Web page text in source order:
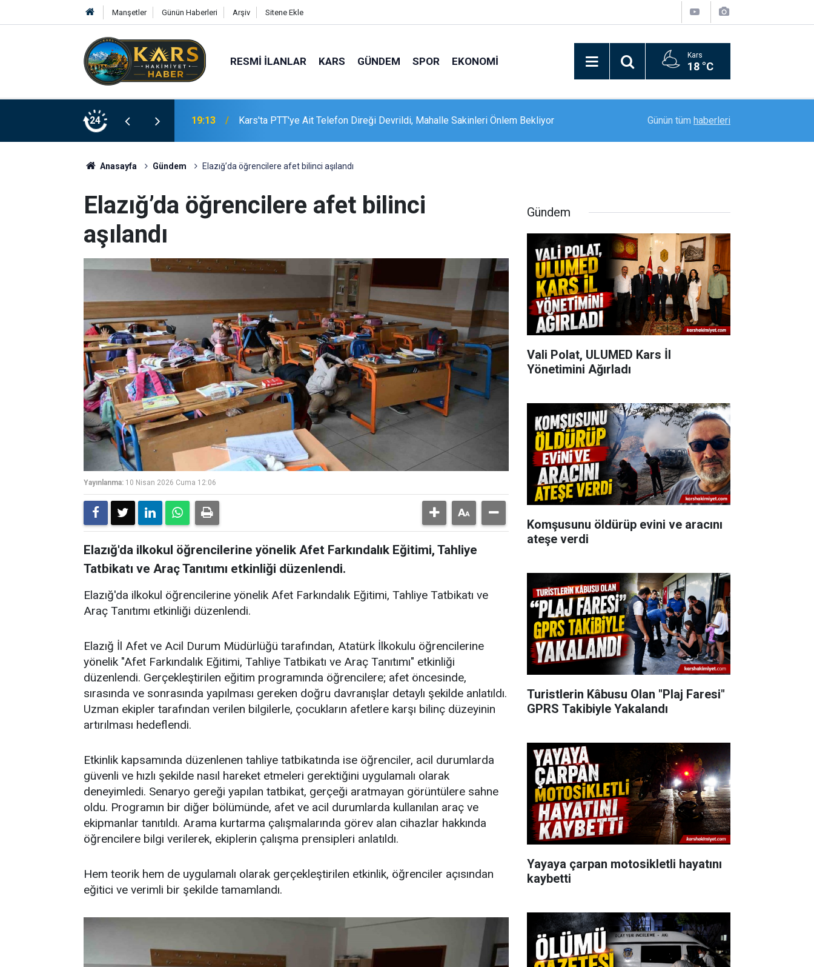
Manşetler Günün Haberleri Arşiv Sitene Ekle
RESMI İLANLAR KARS GÜNDEM SPOR EKONOMI Kars
18 °C
24
Mahalle Sakinleri Önlem Bekliyor 19:10 Aile ve Sosyal Hizmetler Bakanı Göktaş Van’da Erzurumspor FK, sezon öncesi kamp
Günün tüm haberleri
Anasayfa Gündem Elazığ’da öğrencilere afet bilinci aşılandı
Elazığ’da öğrencilere afet bilinci
aşılandı
Yayınlanma: 10 Nisan 2026 Cuma 12:06
Elazığ'da ilkokul öğrencilerine yönelik Afet Farkındalık Eğitimi, Tahliye
Tatbikatı ve Araç Tanıtımı etkinliği düzenlendi.
Elazığ'da ilkokul öğrencilerine yönelik Afet Farkındalık Eğitimi, Tahliye Tatbikatı ve
Araç Tanıtımı etkinliği düzenlendi.
Elazığ İl Afet ve Acil Durum Müdürlüğü tarafından, Atatürk İlkokulu öğrencilerine
yönelik "Afet Farkındalık Eğitimi, Tahliye Tatbikatı ve Araç Tanıtımı" etkinliği
düzenlendi. Gerçekleştirilen eğitim programında öğrencilere; afet öncesinde,
sırasında ve sonrasında yapılması gereken doğru davranışlar detaylı şekilde anlatıldı.
Uzman ekipler tarafından verilen bilgilerle, çocukların afetlere karşı bilinç düzeyinin
artırılması hedeflendi.
Etkinlik kapsamında düzenlenen tahliye tatbikatında ise öğrenciler, acil durumlarda
güvenli ve hızlı şekilde nasıl hareket etmeleri gerektiğini uygulamalı olarak
deneyimledi. Senaryo gereği yapılan tatbikat, gerçeği aratmayan görüntülere sahne
oldu. Programın bir diğer bölümünde, afet ve acil durumlarda kullanılan araç ve
ekipmanlar tanıtıldı. Arama kurtarma çalışmalarında görev alan cihazlar hakkında
öğrencilere bilgi verilerek, ekiplerin çalışma prensipleri anlatıldı.
Hem teorik hem de uygulamalı olarak gerçekleştirilen etkinlik, öğrenciler açısından
eğitici ve verimli bir şekilde tamamlandı.
Gündem
Vali Polat, ULUMED Kars İl
Yönetimini Ağırladı
Komşusunu öldürüp evini ve aracını
ateşe verdi
Turistlerin Kâbusu Olan "Plaj Faresi"
GPRS Takibiyle Yakalandı
Yayaya çarpan motosikletli hayatını
kaybetti